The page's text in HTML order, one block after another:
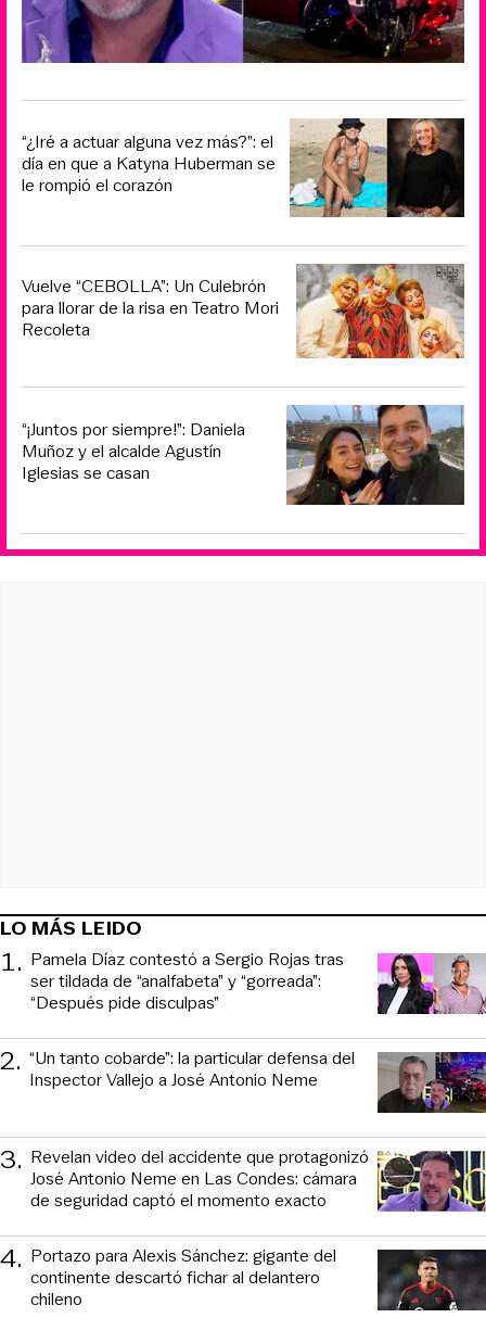
“¿Iré a actuar alguna vez más?”: el
día en que a Katyna Huberman se
le rompió el corazón
Vuelve “CEBOLLA”: Un Culebrón
para llorar de la risa en Teatro Mori
Recoleta
“¡Juntos por siempre!”: Daniela
Muñoz y el alcalde Agustín
Iglesias se casan
LO MÁS LEIDO
1. Pamela Díaz contestó a Sergio Rojas tras
ser tildada de “analfabeta” y “gorreada”:
“Después pide disculpas”
2. “Un tanto cobarde”: la particular defensa del
Inspector Vallejo a José Antonio Neme
3. Revelan video del accidente que protagonizó
José Antonio Neme en Las Condes: cámara
de seguridad captó el momento exacto
4. Portazo para Alexis Sánchez: gigante del
continente descartó fichar al delantero
chileno